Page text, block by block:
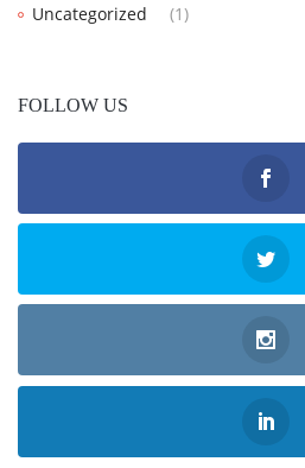
Uncategorized
(1)
FOLLOW US